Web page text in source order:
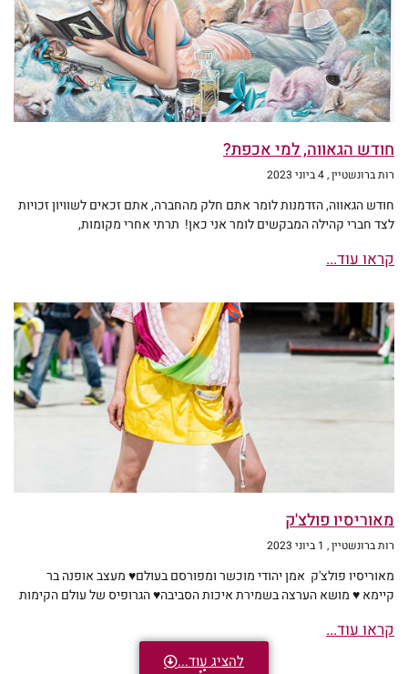
חודש הגאווה, למי אכפת?
רות ברונשטיין 4 ביוני 2023
חודש הגאווה, הזדמנות לומר אתם חלק מהחברה, אתם זכאים לשוויון זכויות
לצד חברי קהילה המבקשים לומר אני כאן! תרתי אחרי מקומות,
קראו עוד...
מאוריסיו פולצ'ק
רות ברונשטיין 1 ביוני 2023
מאוריסיו פולצ'ק אמן יהודי מוכשר ומפורסם בעולם♥ מעצב אופנה בר
קיימא ♥ מושא הערצה בשמירת איכות הסביבה♥ הגרופיס של עולם הקימות
קראו עוד...
להציג עוד...